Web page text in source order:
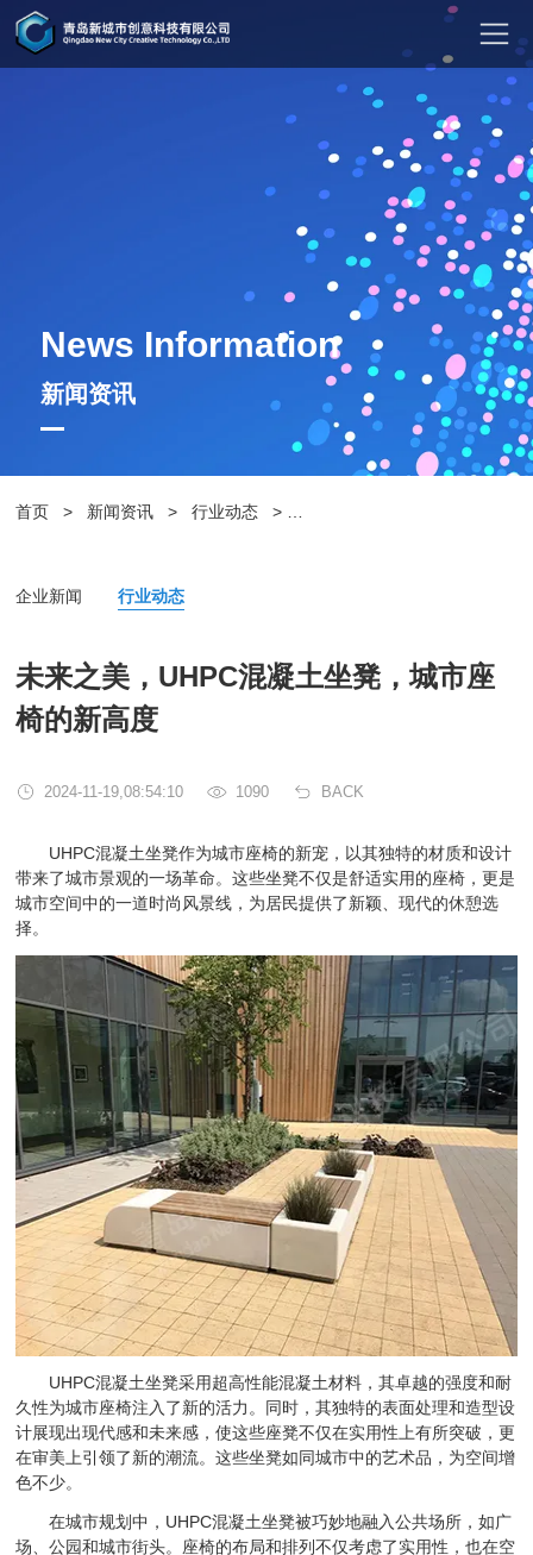
News Information
新闻资讯
首页 > 新闻资讯 > 行业动态 >
企业新闻 行业动态
未来之美，UHPC混凝土坐凳，城市座
椅的新高度
2024-11-19,08:54:10 1090 BACK
UHPC混凝土坐凳作为城市座椅的新宠，以其独特的材质和设计
带来了城市景观的一场革命。这些坐凳不仅是舒适实用的座椅，更是
城市空间中的一道时尚风景线，为居民提供了新颖、现代的休憩选
择。
UHPC混凝土坐凳采用超高性能混凝土材料，其卓越的强度和耐
久性为城市座椅注入了新的活力。同时，其独特的表面处理和造型设
计展现出现代感和未来感，使这些座凳不仅在实用性上有所突破，更
在审美上引领了新的潮流。这些坐凳如同城市中的艺术品，为空间增
色不少。
在城市规划中，UHPC混凝土坐凳被巧妙地融入公共场所，如广
场、公园和城市街头。座椅的布局和排列不仅考虑了实用性，也在空